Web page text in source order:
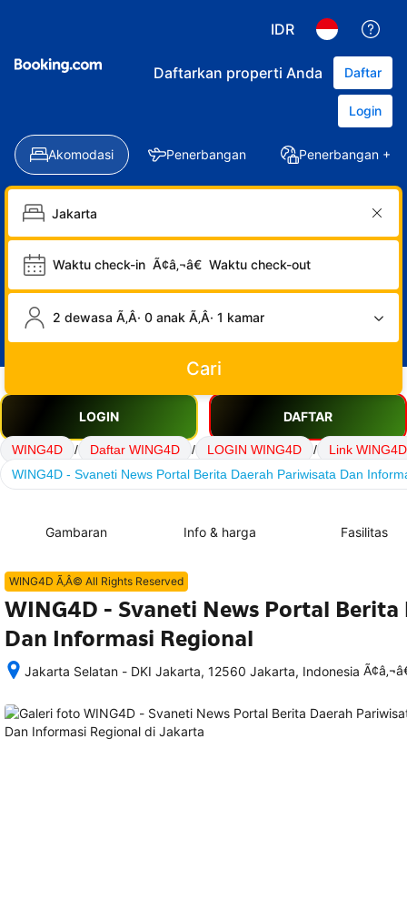
IDR
Daftarkan properti Anda Daftar
Login
Akomodasi Penerbangan Penerbangan +
Waktu check-in Ã¢â‚¬â€ Waktu check-out
2 dewasa Ã‚Â· 0 anak Ã‚Â· 1 kamar
Cari
LOGIN DAFTAR
WING4D / Daftar WING4D / LOGIN WING4D /
Link WING4D
WING4D - Svaneti News Portal Berita Daerah Pariwisata Dan
Gambaran Info & harga Fasilitas
WING4D Ã‚Â© All Rights Reserved
WING4D - Svaneti News Portal
Dan Informasi Regional
Jakarta Selatan - DKI Jakarta, 12560 Jakarta, Indonesia
memesan,
semua